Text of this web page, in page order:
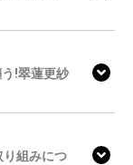
!翠蓮更紗
り組みにつ